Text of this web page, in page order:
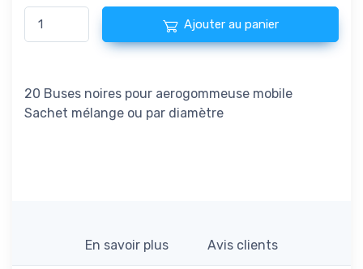
Ajouter au panier
20 Buses noires pour aerogommeuse mobile
Sachet mélange ou par diamètre
En savoir plus Avis clients